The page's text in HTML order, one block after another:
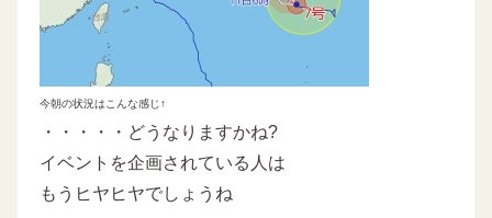
今朝の状況はこんな感じ↑
・・・・・どうなりますかね?
イベントを企画されている人は
もうヒヤヒヤでしょうね